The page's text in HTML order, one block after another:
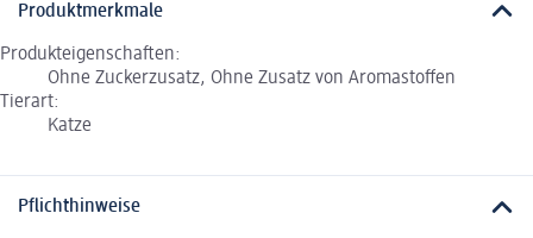
Produktmerkmale
Produkteigenschaften:
Ohne Zuckerzusatz, Ohne Zusatz von Aromastoffen
Tierart:
Katze
Pflichthinweise